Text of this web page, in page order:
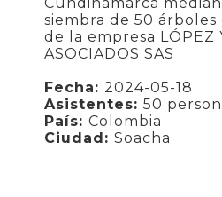
Cundinamarca
siembra de 50 árboles
de la empresa LÓPEZ
ASOCIADOS SAS
Fecha:2024-05-18
Asistentes:50
País:Colombia
Ciudad:Soacha